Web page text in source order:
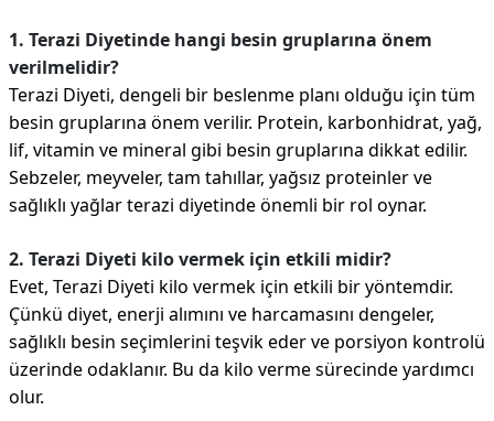
1. Terazi Diyetinde hangi besin gruplarına önem
verilmelidir?
Terazi Diyeti, dengeli bir beslenme planı olduğu için tüm
besin gruplarına önem verilir. Protein, karbonhidrat, yağ,
lif, vitamin ve mineral gibi besin gruplarına dikkat edilir.
Sebzeler, meyveler, tam tahıllar, yağsız proteinler ve
sağlıklı yağlar terazi diyetinde önemli bir rol oynar.
2. Terazi Diyeti kilo vermek için etkili midir?
Evet, Terazi Diyeti kilo vermek için etkili bir yöntemdir.
Çünkü diyet, enerji alımını ve harcamasını dengeler,
sağlıklı besin seçimlerini teşvik eder ve porsiyon kontrolü
üzerinde odaklanır. Bu da kilo verme sürecinde yardımcı
olur.